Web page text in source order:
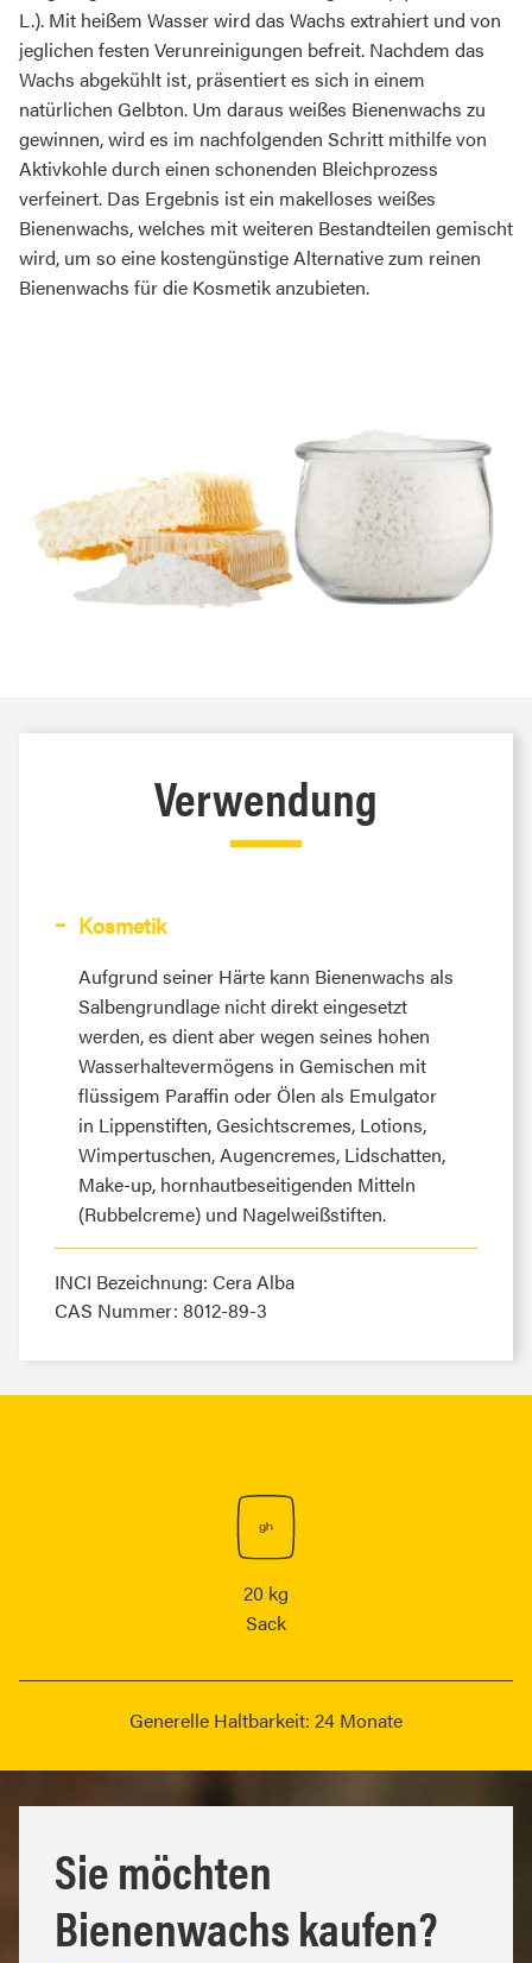
L.). Mit heißem Wasser wird das Wachs extrahiert und von
jeglichen festen Verunreinigungen befreit. Nachdem das
Wachs abgekühlt ist, präsentiert es sich in einem
natürlichen Gelbton. Um daraus weißes Bienenwachs zu
gewinnen, wird es im nachfolgenden Schritt mithilfe von
Aktivkohle durch einen schonenden Bleichprozess
verfeinert. Das Ergebnis ist ein makelloses weißes
Bienenwachs, welches mit weiteren Bestandteilen gemischt
wird, um so eine kostengünstige Alternative zum reinen
Bienenwachs für die Kosmetik anzubieten.
Verwendung
Kosmetik
Aufgrund seiner Härte kann Bienenwachs als
Salbengrundlage nicht direkt eingesetzt
werden, es dient aber wegen seines hohen
Wasserhaltevermögens in Gemischen mit
flüssigem Paraffin oder Ölen als Emulgator
in Lippenstiften, Gesichtscremes, Lotions,
Wimpertuschen, Augencremes, Lidschatten,
Make-up, hornhautbeseitigenden Mitteln
(Rubbelcreme) und Nagelweißstiften.
INCI Bezeichnung: Cera Alba
CAS Nummer: 8012-89-3
20 kg
Sack
Generelle Haltbarkeit: 24 Monate
Sie möchten
Bienenwachs kaufen?